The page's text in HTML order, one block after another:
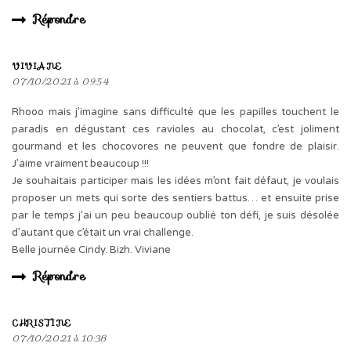
Répondre
VIVIANE
07/10/2021 à 09:54
Rhooo mais j’imagine sans difficulté que les papilles touchent le
paradis en dégustant ces ravioles au chocolat, c’est joliment
gourmand et les chocovores ne peuvent que fondre de plaisir.
J’aime vraiment beaucoup !!!
Je souhaitais participer mais les idées m’ont fait défaut, je voulais
proposer un mets qui sorte des sentiers battus… et ensuite prise
par le temps j’ai un peu beaucoup oublié ton défi, je suis désolée
d’autant que c’était un vrai challenge.
Belle journée Cindy. Bizh. Viviane
Répondre
CHRISTINE
07/10/2021 à 10:38